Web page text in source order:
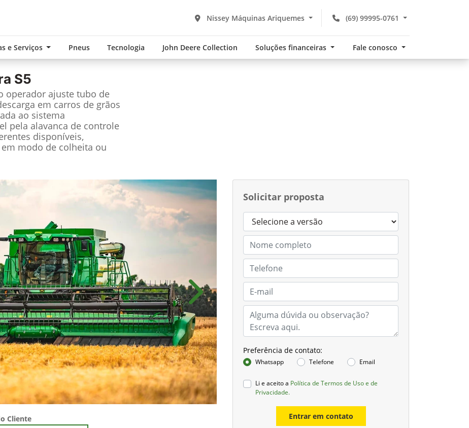
(69) 99995-0761
Nissey Máquinas Ariquemes
e Serviços Pneus Tecnologia John Deere Collection Soluções financeiras Fale conosco
S5
operador ajuste tubo de
em carros de grãos
ao sistema
pela alavanca de controle
disponíveis,
modo de colheita ou
Solicitar proposta
Preferência de contato:
Whatsapp Telefone Email
Li e aceito a Política de Termos de Uso e de
Privacidade.
Entrar em contato
Próximo
Cliente